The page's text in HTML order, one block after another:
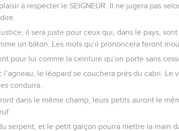
à respecter le SEIGNEUR. Il ne jugera pas
il sera juste pour ceux qui, dans le pays,
un bâton. Les mots qu’il prononcera feront
pour lui comme la ceinture qu’on porte sans
le léopard se couchera près du cabri.
conduira.
dans le même champ, leurs petits auront le
serpent, et le petit garçon pourra mettre la main